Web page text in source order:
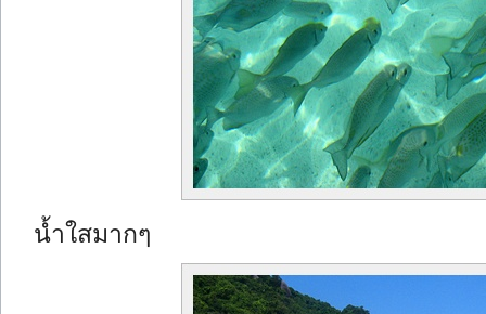
น้ำใสมากๆ